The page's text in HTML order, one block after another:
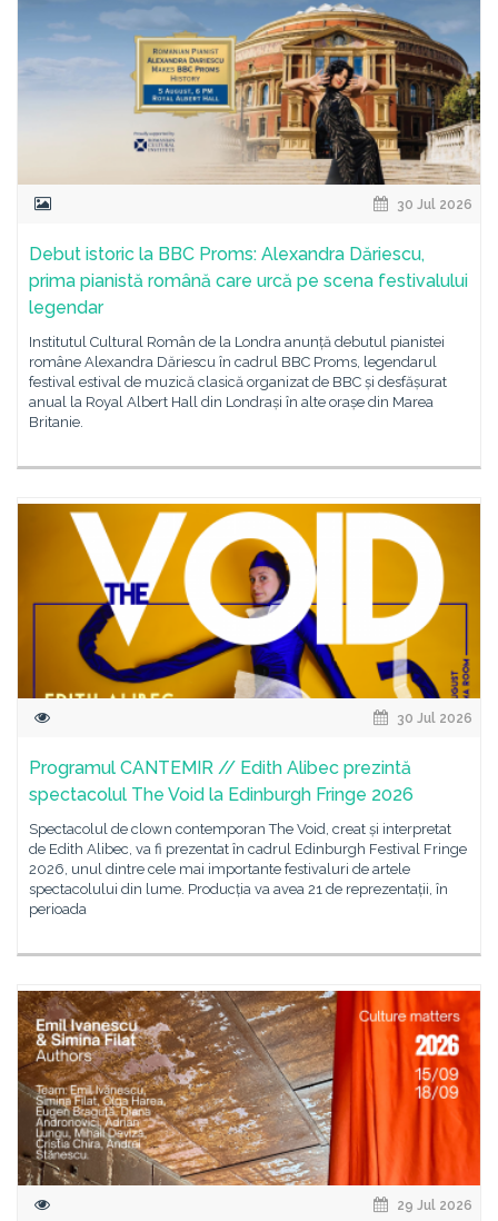
30 Jul 2026
Debut istoric la BBC Proms: Alexandra Dăriescu,
prima pianistă română care urcă pe scena festivalului
legendar
Institutul Cultural Român de la Londra anunță debutul pianistei
române Alexandra Dăriescu în cadrul BBC Proms, legendarul
festival estival de muzică clasică organizat de BBC și desfășurat
anual la Royal Albert Hall din Londrași în alte orașe din Marea
Britanie.
30 Jul 2026
Programul CANTEMIR // Edith Alibec prezintă
spectacolul The Void la Edinburgh Fringe 2026
Spectacolul de clown contemporan The Void, creat și interpretat
de Edith Alibec, va fi prezentat în cadrul Edinburgh Festival Fringe
2026, unul dintre cele mai importante festivaluri de artele
spectacolului din lume. Producția va avea 21 de reprezentații, în
perioada
29 Jul 2026